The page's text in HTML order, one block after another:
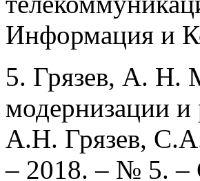
Информация и
5. Грязев, А. Н.
модернизации и
А.Н. Грязев,
– 2018. – № 5. –